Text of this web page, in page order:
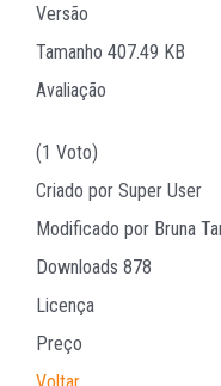
Versão
Tamanho 407.49 KB
Avaliação
(1 Voto)
Criado por Super User
Modificado por Bruna
Downloads 878
Licença
Preço
Voltar